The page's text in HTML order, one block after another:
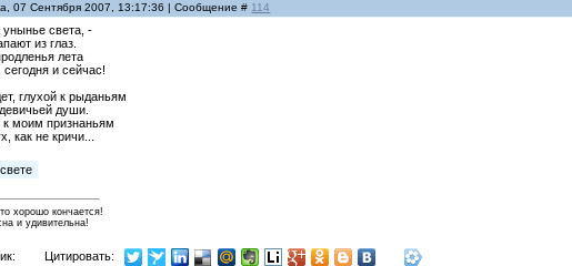
07 Сентября 2007, 13:17:36 | Сообщение # 114
света, -
из глаз.
лета
и сейчас!
глухой к рыданьям
души.
к моим признаньям
как не кричи...
хорошо кончается!
и удивительна!
Цитировать: